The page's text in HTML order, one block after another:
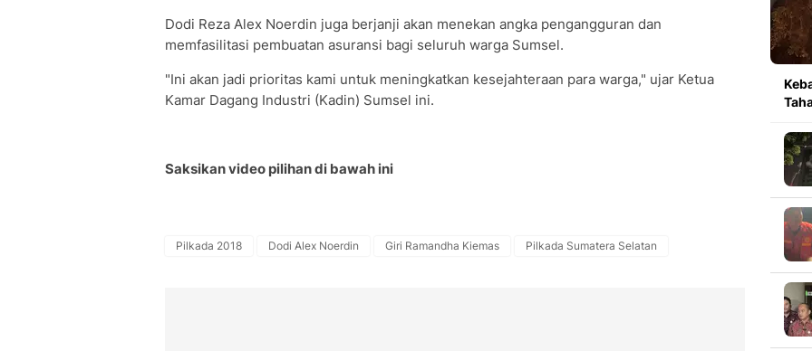
Dodi Reza Alex Noerdin juga berjanji akan menekan angka pengangguran dan
memfasilitasi pembuatan asuransi bagi seluruh warga Sumsel.
"Ini akan jadi prioritas kami untuk meningkatkan kesejahteraan para warga," ujar Ketua
Kamar Dagang Industri (Kadin) Sumsel ini.
Saksikan video pilihan di bawah ini
Pilkada 2018 Dodi Alex Noerdin Giri Ramandha Kiemas Pilkada Sumatera Selatan